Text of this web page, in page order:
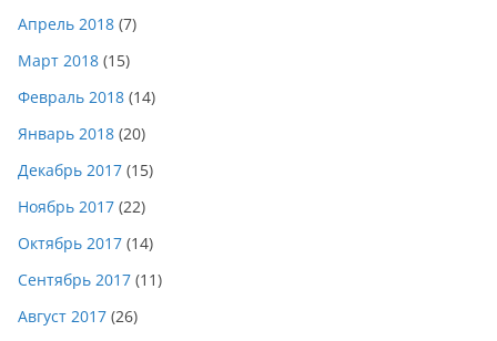
Апрель 2018 (7)
Март 2018 (15)
Февраль 2018 (14)
Январь 2018 (20)
Декабрь 2017 (15)
Ноябрь 2017 (22)
Октябрь 2017 (14)
Сентябрь 2017 (11)
Август 2017 (26)